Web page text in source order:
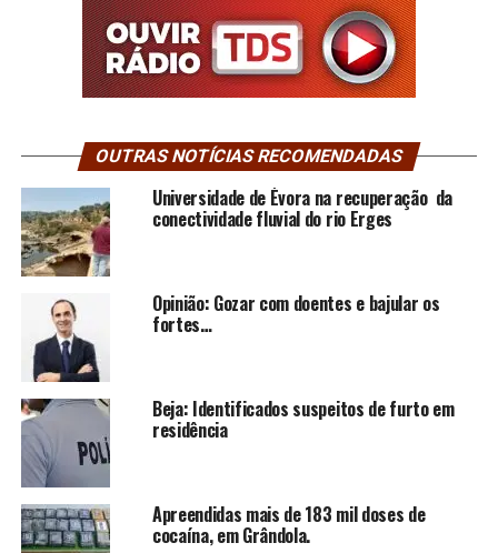
OUTRAS NOTÍCIAS RECOMENDADAS
Universidade de Évora na recuperação da
conectividade fluvial do rio Erges
Opinião: Gozar com doentes e bajular os
fortes…
Beja: Identificados suspeitos de furto em
residência
Apreendidas mais de 183 mil doses de
cocaína, em Grândola.